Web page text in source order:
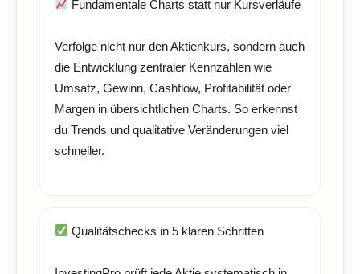
Fundamentale Charts statt nur Kursverläufe
Verfolge nicht nur den Aktienkurs, sondern auch
die Entwicklung zentraler Kennzahlen wie
Umsatz, Gewinn, Cashflow, Profitabilität oder
Margen in übersichtlichen Charts. So erkennst
du Trends und qualitative Veränderungen viel
schneller.
Qualitätschecks in 5 klaren Schritten